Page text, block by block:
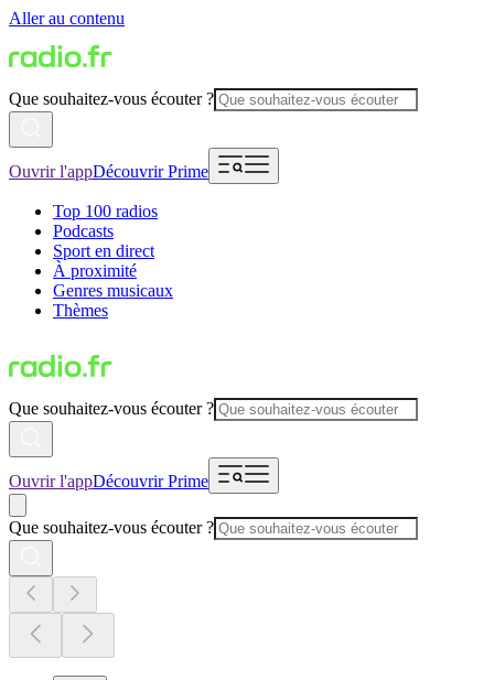
Aller au contenu
Que souhaitez-vous écouter ?
Ouvrir l'appDécouvrir Prime
Top 100 radios
Podcasts
Sport en direct
À proximité
Genres musicaux
Thèmes
Que souhaitez-vous écouter ?
Ouvrir l'appDécouvrir Prime
Que souhaitez-vous écouter ?